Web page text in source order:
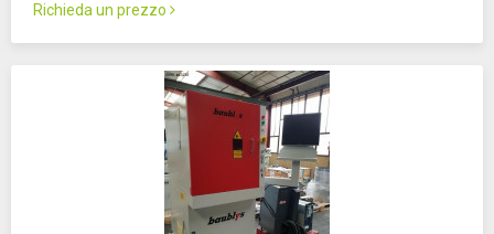
Richieda un prezzo